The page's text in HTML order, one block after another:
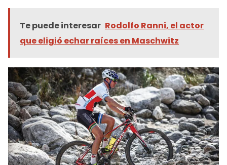
Te puede interesar Rodolfo Ranni, el actor
que eligió echar raíces en Maschwitz